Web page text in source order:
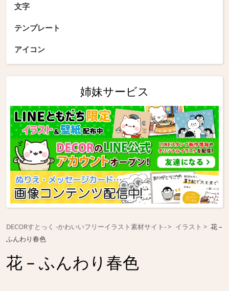
文字
テンプレート
アイコン
姉妹サービス
DECORすとっく -かわいいフリーイラスト素材サイト- イラスト
花 –
ふんわり春色
花 – ふんわり春色